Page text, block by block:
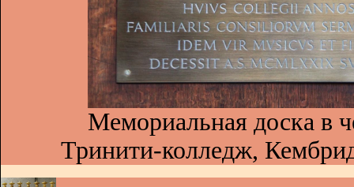
Мемориальная доска в
Тринити-колледж,